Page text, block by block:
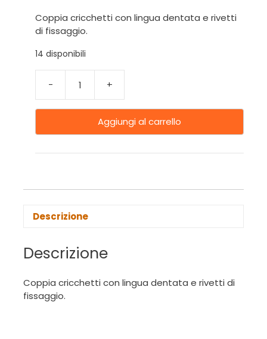
Coppia cricchetti con lingua dentata e rivetti
di fissaggio.
14 disponibili
- +
Aggiungi al carrello
Descrizione
Descrizione
Coppia cricchetti con lingua dentata e rivetti di
fissaggio.